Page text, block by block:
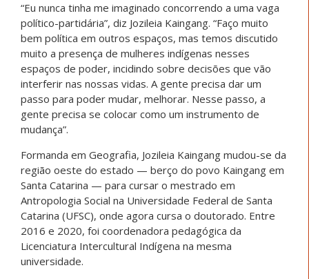
“Eu nunca tinha me imaginado concorrendo a uma vaga
político-partidária”, diz Jozileia Kaingang. “Faço muito
bem política em outros espaços, mas temos discutido
muito a presença de mulheres indígenas nesses
espaços de poder, incidindo sobre decisões que vão
interferir nas nossas vidas. A gente precisa dar um
passo para poder mudar, melhorar. Nesse passo, a
gente precisa se colocar como um instrumento de
mudança”.
Formanda em Geografia, Jozileia Kaingang mudou-se da
região oeste do estado — berço do povo Kaingang em
Santa Catarina — para cursar o mestrado em
Antropologia Social na Universidade Federal de Santa
Catarina (UFSC), onde agora cursa o doutorado. Entre
2016 e 2020, foi coordenadora pedagógica da
Licenciatura Intercultural Indígena na mesma
universidade.